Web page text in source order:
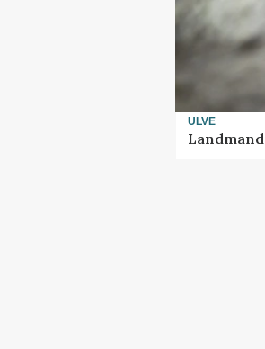
ULVE